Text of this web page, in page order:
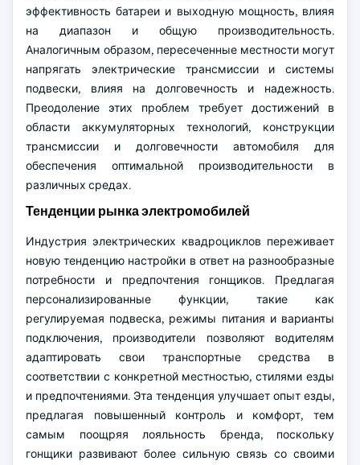
эффективность батареи и выходную мощность, влияя
на диапазон и общую производительность.
Аналогичным образом, пересеченные местности могут
напрягать электрические трансмиссии и системы
подвески, влияя на долговечность и надежность.
Преодоление этих проблем требует достижений в
области аккумуляторных технологий, конструкции
трансмиссии и долговечности автомобиля для
обеспечения оптимальной производительности в
различных средах.
Тенденции рынка электромобилей
Индустрия электрических квадроциклов переживает
новую тенденцию настройки в ответ на разнообразные
потребности и предпочтения гонщиков. Предлагая
персонализированные функции, такие как
регулируемая подвеска, режимы питания и варианты
подключения, производители позволяют водителям
адаптировать свои транспортные средства в
соответствии с конкретной местностью, стилями езды
и предпочтениями. Эта тенденция улучшает опыт езды,
предлагая повышенный контроль и комфорт, тем
самым поощряя лояльность бренда, поскольку
гонщики развивают более сильную связь со своими